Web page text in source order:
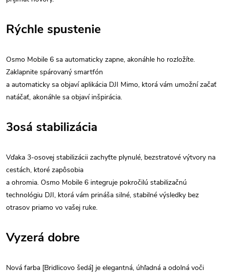
Rýchle spustenie
Osmo Mobile 6 sa automaticky zapne, akonáhle ho rozložíte.
Zaklapnite spárovaný smartfón
a automaticky sa objaví aplikácia DJI Mimo, ktorá vám umožní začať
natáčať, akonáhle sa objaví inšpirácia.
3osá stabilizácia
Vďaka 3-osovej stabilizácii zachyťte plynulé, bezstratové výtvory na
cestách, ktoré zapôsobia
a ohromia. Osmo Mobile 6 integruje pokročilú stabilizačnú
technológiu DJI, ktorá vám prináša silné, stabilné výsledky bez
otrasov priamo vo vašej ruke.
Vyzerá dobre
Nová farba [Bridlicovo šedá] je elegantná, úhľadná a odolná voči